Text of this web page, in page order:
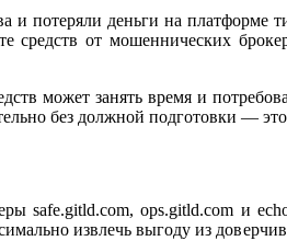
потеряли деньги на платформе
средств от мошеннических
может занять время и
без должной подготовки —
safe.gitld.com, ops.gitld.com и
извлечь выгоду из